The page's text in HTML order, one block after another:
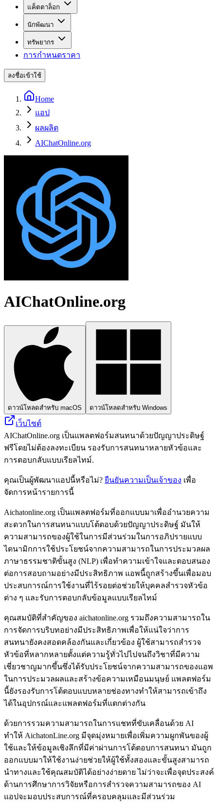
แค็ตตาล็อก
นักพัฒนา
ทรัพยากร
การกำหนดราคา
ลงชื่อเข้าใช้
Home
แอป
ผลผลิต
AIChatOnline.org
AIChatOnline.org
ดาวน์โหลดสำหรับ macOS ดาวน์โหลดสำหรับ Windows
เว็บไซต์
AIChatOnline.org เป็นแพลตฟอร์มสนทนาด้วยปัญญาประดิษฐ์
ฟรีโดยไม่ต้องลงทะเบียน รองรับการสนทนาหลายหัวข้อและ
การตอบกลับแบบเรียลไทม์.
คุณเป็นผู้พัฒนาแอปนี้หรือไม่? ยืนยันความเป็นเจ้าของ เพื่อ
จัดการหน้ารายการนี้
Aichatonline.org เป็นแพลตฟอร์มที่ออกแบบมาเพื่ออำนวยความ
สะดวกในการสนทนาแบบโต้ตอบด้วยปัญญาประดิษฐ์ มันให้
ความสามารถของผู้ใช้ในการมีส่วนร่วมในการอภิปรายแบบ
ไดนามิกการใช้ประโยชน์จากความสามารถในการประมวลผล
ภาษาธรรมชาติขั้นสูง (NLP) เพื่อทำความเข้าใจและตอบสนอง
ต่อการสอบถามอย่างมีประสิทธิภาพ แอพนี้ถูกสร้างขึ้นเพื่อมอบ
ประสบการณ์การใช้งานที่ไร้รอยต่อช่วยให้บุคคลสำรวจหัวข้อ
ต่าง ๆ และรับการตอบกลับข้อมูลแบบเรียลไทม์
คุณสมบัติที่สำคัญของ aichatonline.org รวมถึงความสามารถใน
การจัดการบริบทอย่างมีประสิทธิภาพเพื่อให้แน่ใจว่าการ
สนทนายังคงสอดคล้องกันและเกี่ยวข้อง ผู้ใช้สามารถสำรวจ
หัวข้อที่หลากหลายตั้งแต่ความรู้ทั่วไปไปจนถึงวิชาที่มีความ
เชี่ยวชาญมากขึ้นซึ่งได้รับประโยชน์จากความสามารถของแอพ
ในการประมวลผลและสร้างข้อความเหมือนมนุษย์ แพลตฟอร์ม
นี้ยังรองรับการโต้ตอบแบบหลายช่องทางทำให้สามารถเข้าถึง
ได้ในอุปกรณ์และแพลตฟอร์มที่แตกต่างกัน
ด้วยการรวมความสามารถในการแชทที่ขับเคลื่อนด้วย AI
ทำให้ AichatonLine.org มีจุดมุ่งหมายเพื่อเพิ่มความผูกพันของผู้
ใช้และให้ข้อมูลเชิงลึกที่มีค่าผ่านการโต้ตอบการสนทนา มันถูก
ออกแบบมาให้ใช้งานง่ายช่วยให้ผู้ใช้ทั้งสองและขั้นสูงสามารถ
นำทางและใช้คุณสมบัติได้อย่างง่ายดาย ไม่ว่าจะเพื่อจุดประสงค์
ด้านการศึกษาการวิจัยหรือการสำรวจความสามารถของ AI
แอปจะมอบประสบการณ์ที่ครอบคลุมและมีส่วนร่วม